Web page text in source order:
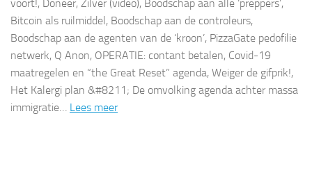
voort!, Doneer, Zilver (video), Boodschap aan alle ‘preppers’,
Bitcoin als ruilmiddel, Boodschap aan de controleurs,
Boodschap aan de agenten van de ‘kroon’, PizzaGate pedofilie
netwerk, Q Anon, OPERATIE: contant betalen, Covid-19
maatregelen en “the Great Reset” agenda, Weiger de gifprik!,
Het Kalergi plan &#8211; De omvolking agenda achter massa
immigratie… Lees meer